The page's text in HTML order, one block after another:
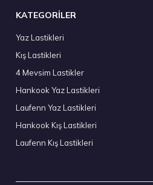
Hankook 285/45 R19 111Y XL Ventus
11.025,02 ₺
Stokta 12 Adet
KATEGORİLER
Yaz Lastikleri
Kış Lastikleri
4 Mevsim Lastikler
Hankook Yaz Lastikleri
Laufenn Yaz Lastikleri
Hankook Kış Lastikleri
Laufenn Kış Lastikleri